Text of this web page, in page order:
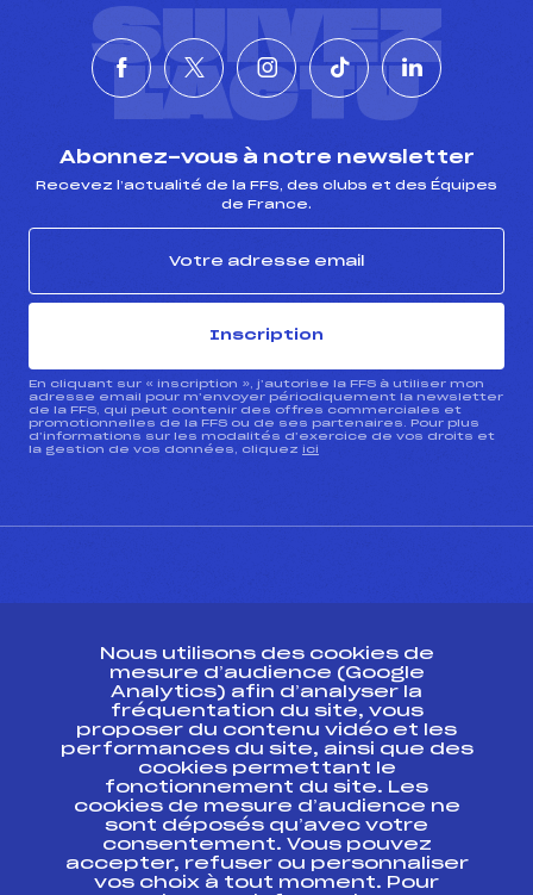
SUIVEZ
L'ACTU
Abonnez-vous à notre newsletter
Recevez l’actualité de la FFS, des clubs et des Équipes
de France.
Inscription
En cliquant sur « inscription », j’autorise la FFS à utiliser mon
adresse email pour m’envoyer périodiquement la newsletter
de la FFS, qui peut contenir des offres commerciales et
promotionnelles de la FFS ou de ses partenaires. Pour plus
d’informations sur les modalités d’exercice de vos droits et
la gestion de vos données, cliquez ici
Ressources
Pass’Neige
Projet sportif fédéral
Projet de performance fédéral
Antidopage
Pôle Développement, Formation, Suivi
Scientifique
Nous utilisons des cookies de
mesure d’audience (Google
Analytics) afin d’analyser la
fréquentation du site, vous
proposer du contenu vidéo et les
performances du site, ainsi que des
cookies permettant le
fonctionnement du site. Les
cookies de mesure d’audience ne
sont déposés qu’avec votre
consentement. Vous pouvez
accepter, refuser ou personnaliser
vos choix à tout moment. Pour